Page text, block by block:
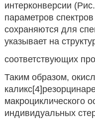
интерконверсии
параметров
сохраняются для
указывает на
соответствующих
Таким образом,
макроциклического
индивидуальных